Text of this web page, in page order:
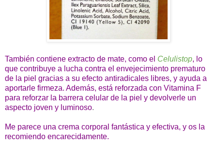
También contiene extracto de mate, como el Celulistop, lo
que contribuye a lucha contra el envejecimiento prematuro
de la piel gracias a su efecto antiradicales libres, y ayuda a
aportarle firmeza. Además, está reforzada con Vitamina F
para reforzar la barrera celular de la piel y devolverle un
aspecto joven y luminoso.
Me parece una crema corporal fantástica y efectiva, y os la
recomiendo encarecidamente.